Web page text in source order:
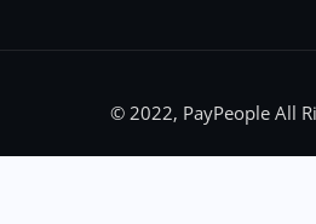
© 2022, PayPeople All